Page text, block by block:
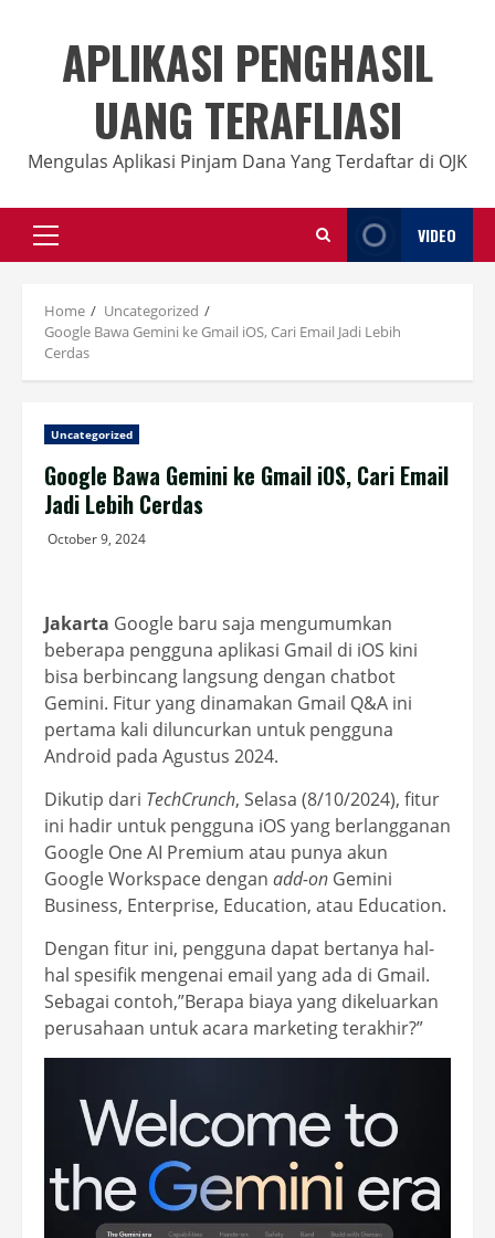
APLIKASI PENGHASIL
UANG TERAFLIASI
Mengulas Aplikasi Pinjam Dana Yang Terdaftar di OJK
Primary
Menu
VIDEO
Home
Uncategorized
Google Bawa Gemini ke Gmail iOS, Cari Email Jadi Lebih
Cerdas
Uncategorized
Google Bawa Gemini ke Gmail iOS, Cari Email
Jadi Lebih Cerdas
October 9, 2024
Jakarta Google baru saja mengumumkan
beberapa pengguna aplikasi Gmail di iOS kini
bisa berbincang langsung dengan chatbot
Gemini. Fitur yang dinamakan Gmail Q&A ini
pertama kali diluncurkan untuk pengguna
Android pada Agustus 2024.
Dikutip dari TechCrunch, Selasa (8/10/2024), fitur
ini hadir untuk pengguna iOS yang berlangganan
Google One AI Premium atau punya akun
Google Workspace dengan add-on Gemini
Business, Enterprise, Education, atau Education.
Dengan fitur ini, pengguna dapat bertanya hal-
hal spesifik mengenai email yang ada di Gmail.
Sebagai contoh,”Berapa biaya yang dikeluarkan
perusahaan untuk acara marketing terakhir?”